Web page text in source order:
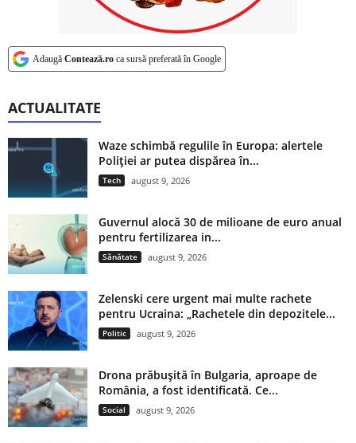
Adaugă Contează.ro ca sursă preferată în Google
ACTUALITATE
Waze schimbă regulile în Europa: alertele
Poliției ar putea dispărea în...
Tech august 9, 2026
Guvernul alocă 30 de milioane de euro anual
pentru fertilizarea in...
Sănătate august 9, 2026
Zelenski cere urgent mai multe rachete
pentru Ucraina: „Rachetele din depozitele...
Politic august 9, 2026
Drona prăbușită în Bulgaria, aproape de
România, a fost identificată. Ce...
Social august 9, 2026